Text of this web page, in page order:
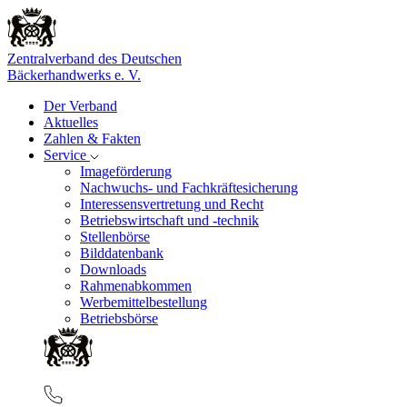
Zentralverband des Deutschen
Bäckerhandwerks e. V.
Der Verband
Aktuelles
Zahlen & Fakten
Service
Imageförderung
Nachwuchs- und Fachkräftesicherung
Interessensvertretung und Recht
Betriebswirtschaft und -technik
Stellenbörse
Bilddatenbank
Downloads
Rahmenabkommen
Werbemittelbestellung
Betriebsbörse